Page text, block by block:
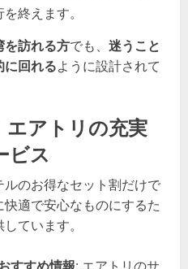
終えます。
を訪れる方でも、 迷うこと
に回れるように設計されて
エアトリの充実
ビス
のお得なセット割だけで
適で安心なものにするた
ています。